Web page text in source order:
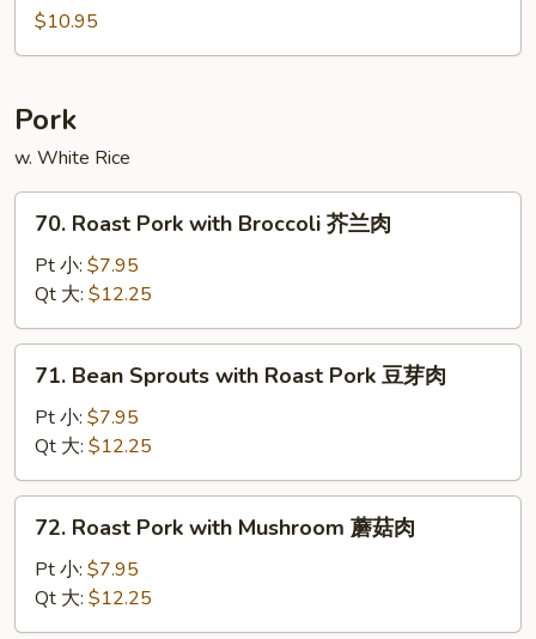
粉
Mei
坡
米
粉
$10.95
Pork
w. White Rice
Roast
Pork
with
Broccoli
芥
70. Roast Pork with Broccoli 芥兰肉
Pt 小: $7.95
Qt 大: $12.25
Bean
Sprouts
with
Roast
Pork
71. Bean Sprouts with Roast Pork 豆芽肉
Pt 小: $7.95
Qt 大: $12.25
Roast
Pork
with
Mushroom
72. Roast Pork with Mushroom 蘑菇肉
Pt 小: $7.95
Qt 大: $12.25